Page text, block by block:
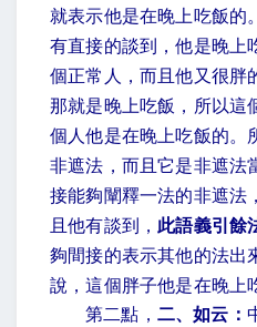
就表示他是在晚上吃飯的
有直接的談到，他是晚上
個正常人，而且他又很胖
那就是晚上吃飯，所以這
個人他是在晚上吃飯的。
非遮法，而且它是非遮法
接能夠闡釋一法的非遮法
且他有談到， 此語義引餘
夠間接的表示其他的法出
說，這個胖子他是在晚上
第二點， 二、如云：